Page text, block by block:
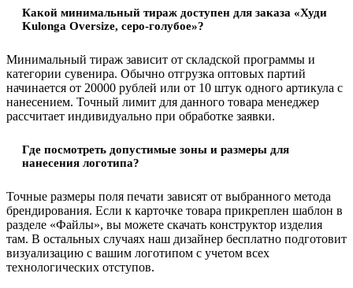
Какой минимальный тираж доступен для заказа «Худи
Kulonga Oversize, серо-голубое»?
Минимальный тираж зависит от складской программы и
категории сувенира. Обычно отгрузка оптовых партий
начинается от 20000 рублей или от 10 штук одного артикула с
нанесением. Точный лимит для данного товара менеджер
рассчитает индивидуально при обработке заявки.
Где посмотреть допустимые зоны и размеры для
нанесения логотипа?
Точные размеры поля печати зависят от выбранного метода
брендирования. Если к карточке товара прикреплен шаблон в
разделе «Файлы», вы можете скачать конструктор изделия
там. В остальных случаях наш дизайнер бесплатно подготовит
визуализацию с вашим логотипом с учетом всех
технологических отступов.